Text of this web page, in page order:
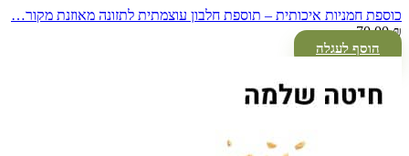
כוספת חמניות איכותית – תוספת חלבון עוצמתית לתזונה מאוזנת מקור…
70.00₪
הוסף לעגלה